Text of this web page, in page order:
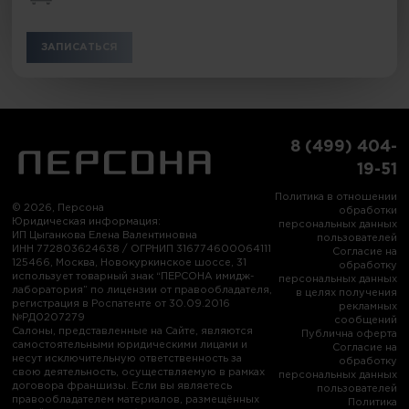
ЗАПИСАТЬСЯ
© 2026, Персона
Юридическая информация:
ИП Цыганкова Елена Валентиновна
ИНН 772803624638 / ОГРНИП 316774600064111
125466, Москва, Новокуркинское шоссе, 31
использует товарный знак “ПЕРСОНА имидж-
лаборатория” по лицензии от правообладателя,
регистрация в Роспатенте от 30.09.2016
№РД0207279
Салоны, представленные на Сайте, являются
самостоятельными юридическими лицами и
несут исключительную ответственность за
свою деятельность, осуществляемую в рамках
договора франшизы. Если вы являетесь
правообладателем материалов, размещённых
8 (499) 404-
19-51
Политика в отношении
обработки
персональных данных
пользователей
Согласие на
обработку
персональных данных
в целях получения
рекламных
сообщений
Публична оферта
Согласие на
обработку
персональных данных
пользователей
Политика